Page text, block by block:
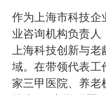
作为上海市科技企
业咨询机构负责
上海科技创新与老
域。在带领代表工
家三甲医院、养